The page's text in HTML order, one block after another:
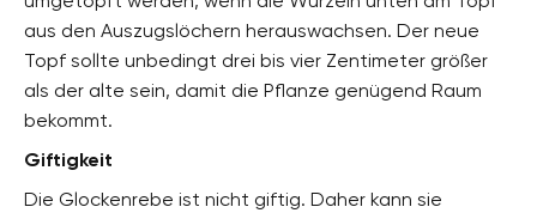
aus den Auszugslöchern herauswachsen. Der neue
Topf sollte unbedingt drei bis vier Zentimeter größer
als der alte sein, damit die Pflanze genügend Raum
bekommt.
Giftigkeit
Die Glockenrebe ist nicht giftig. Daher kann sie